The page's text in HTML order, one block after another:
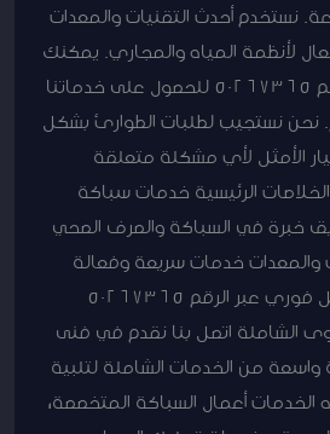
نستخدم أحدث التقنيات والمعدات
لأنظمة المياه والمجاري. يمكنك
التواصل معنا على الرقم 50267365 للحصول على خدماتنا
نستجيب لطلبات الطوارئ بشكل
الأمثل لأي مشكلة متعلقة
الرئيسية خدمات سباكة
في السباكة والصرف الصحي
والمعدات خدمات سريعة وفعالة
على مدار الساعة تواصل فوري عبر الرقم 50267365
اتصل بنا نقدم في فنى
من الخدمات الشاملة لتلبية
أعمال السباكة المتخصصة،